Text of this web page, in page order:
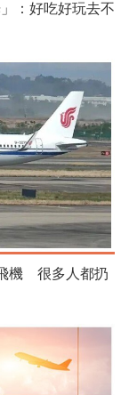
：好吃好玩去不
機 很多人都扔